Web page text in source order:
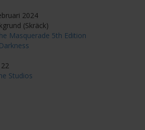
2024
(Skräck)
Masquerade 5th Edition
Studios